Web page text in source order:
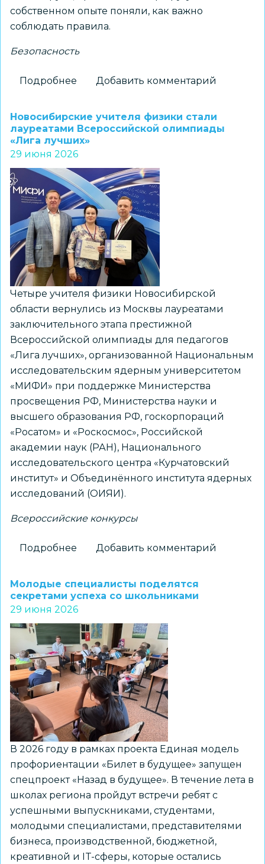
собственном опыте поняли, как важно
соблюдать правила.
Безопасность
Подробнее
провел
урок
ПДД
для
воспитанников
лагеря
«Зеленая
республика»
Добавить комментарий
Новосибирские учителя физики стали
лауреатами Всероссийской олимпиады
«Лига лучших»
29 июня 2026
Четыре учителя физики Новосибирской
области вернулись из Москвы лауреатами
заключительного этапа престижной
Всероссийской олимпиады для педагогов
«Лига лучших», организованной Национальным
исследовательским ядерным университетом
«МИФИ» при поддержке Министерства
просвещения РФ, Министерства науки и
высшего образования РФ, госкорпораций
«Росатом» и «Роскосмос», Российской
академии наук (РАН), Национального
исследовательского центра «Курчатовский
институт» и Объединённого института ядерных
исследований (ОИЯИ).
Всероссийские конкурсы
Подробнее
физики
стали
лауреатами
Всероссийской
олимпиады
«Лига
лучших»
Добавить комментарий
Молодые специалисты поделятся
секретами успеха со школьниками
29 июня 2026
В 2026 году в рамках проекта Единая модель
профориентации «Билет в будущее» запущен
спецпроект «Назад в будущее». В течение лета в
школах региона пройдут встречи ребят с
успешными выпускниками, студентами,
молодыми специалистами, представителями
бизнеса, производственной, бюджетной,
креативной и IT-сферы, которые остались